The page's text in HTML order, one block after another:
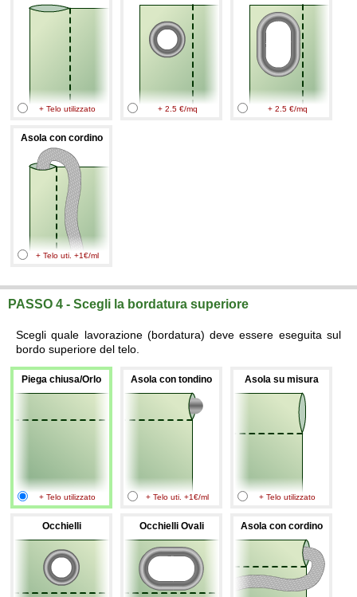
+ Telo utilizzato + 2.5 €/mq + 2.5 €/mq
Asola con cordino
+ Telo uti. +1€/ml
PASSO 4 - Scegli la bordatura superiore
Scegli quale lavorazione (bordatura) deve essere eseguita sul
bordo superiore del telo.
Piega chiusa/Orlo
+ Telo utilizzato
Asola con tondino
+ Telo uti. +1€/ml
Asola su misura
+ Telo utilizzato
Occhielli Occhielli Ovali Asola con cordino